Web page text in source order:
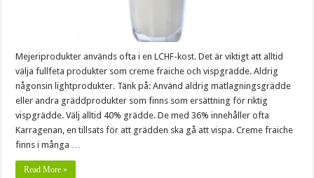
Mejeriprodukter används ofta i en LCHF-kost. Det är viktigt att alltid
välja fullfeta produkter som creme fraiche och vispgrädde. Aldrig
någonsin lightprodukter. Tänk på: Använd aldrig matlagningsgrädde
eller andra gräddprodukter som finns som ersättning för riktig
vispgrädde. Välj alltid 40% grädde. De med 36% innehåller ofta
Karragenan, en tillsats för att grädden ska gå att vispa. Creme fraiche
finns i många …
Read More »